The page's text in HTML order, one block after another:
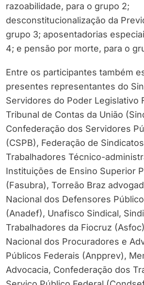
razoabilidade, para o grupo 2;
desconstitucionalização da
grupo 3; aposentadorias
4; e pensão por morte, para o
Entre os participantes também
presentes representantes do
Servidores do Poder Legislativo
Tribunal de Contas da União
Confederação dos Servidores
(CSPB), Federação de
Trabalhadores Técnico-
Instituições de Ensino Superior
(Fasubra), Torreão Braz
Nacional dos Defensores
(Anadef), Unafisco Sindical,
Trabalhadores da Fiocruz
Nacional dos Procuradores e
Públicos Federais (Anpprev),
Advocacia, Confederação dos